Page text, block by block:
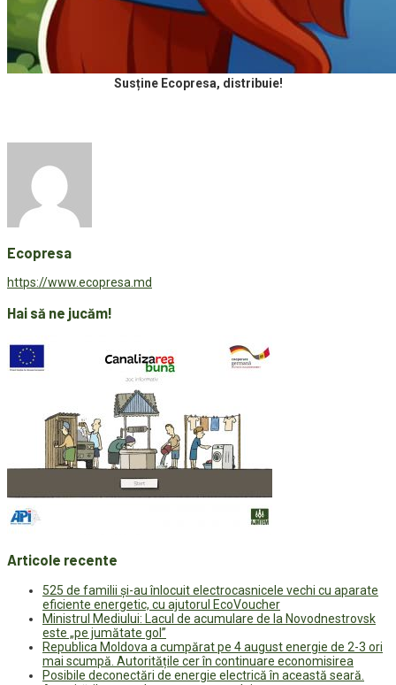
Susține Ecopresa, distribuie!
Ecopresa
https://www.ecopresa.md
Hai să ne jucăm!
Articole recente
525 de familii și-au înlocuit electrocasnicele vechi cu aparate
eficiente energetic, cu ajutorul EcoVoucher
Ministrul Mediului: Lacul de acumulare de la Novodnestrovsk
este „pe jumătate gol”
Republica Moldova a cumpărat pe 4 august energie de 2-3 ori
mai scumpă. Autoritățile cer în continuare economisirea
Posibile deconectări de energie electrică în această seară.